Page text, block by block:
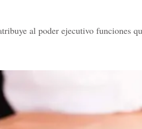
al poder ejecutivo funciones